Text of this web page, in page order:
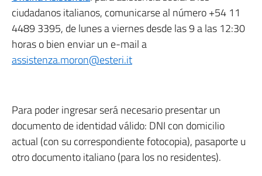
ciudadanos italianos, comunicarse al número +54 11
4489 3395, de lunes a viernes desde las 9 a las 12:30
horas o bien enviar un e-mail a
assistenza.moron@esteri.it
Para poder ingresar será necesario presentar un
documento de identidad válido: DNI con domicilio
actual (con su correspondiente fotocopia), pasaporte u
otro documento italiano (para los no residentes).